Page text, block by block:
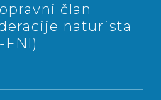
član
naturista
FNI)